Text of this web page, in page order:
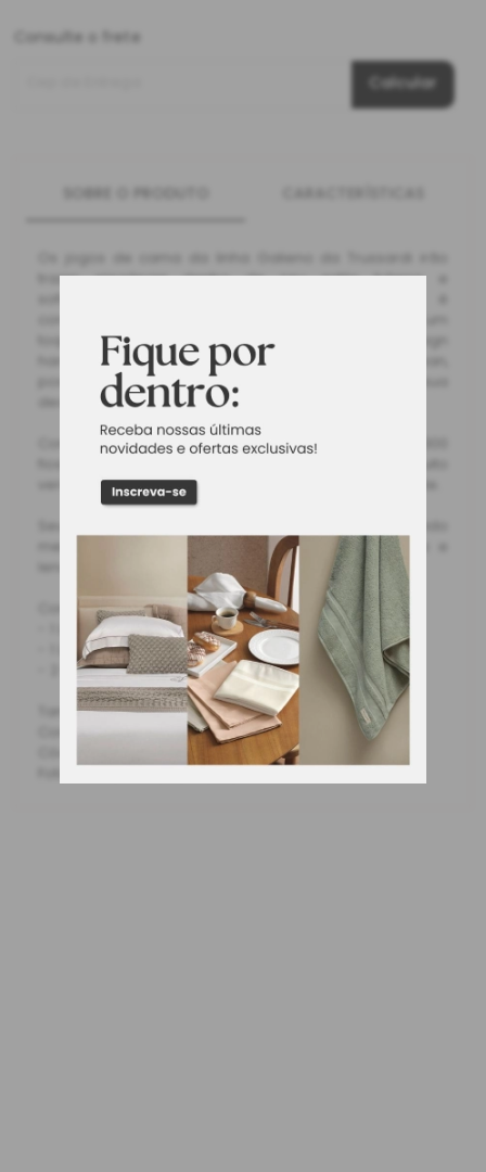
Consulte o frete
Calcular
SOBRE O PRODUTO CARACTERÍSTICAS
trazer elegância dentro de seu estilo básico e
toque macio e aconchegante. Com um design
harmonioso irá deixar o ambiente charmoso e clean,
possibilitando a combinação perfeita com a sua
decoração e seu descanso ainda mais proveitoso.
Com detalhes em ponto ajour e qualidade do cetim 300
versátil, dentro de um ambiente confortável e elegante.
mercerizado, fronha e vira com ponto ajour duplo e
lençol com elástico para facilitar o dia a dia.
Contém:
- 1 Lençol de Cima 2,40m x 2,60m
- 1 Lençol de Baixo 1,60m X 2,00m X 40cm
- 2 Fronhas 50cm X 70cm
Tamanho: Queen
Cor: Pistachio (Verde)
Código Fabricante: 3960260